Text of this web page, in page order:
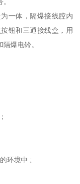
一体，隔爆接线腔内
钮和三通接线盒，用
爆电铃。
环境中 ;